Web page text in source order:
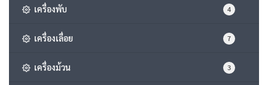
เครื่องพับ 4
เครื่องเลื่อย 7
เครื่องม้วน 3